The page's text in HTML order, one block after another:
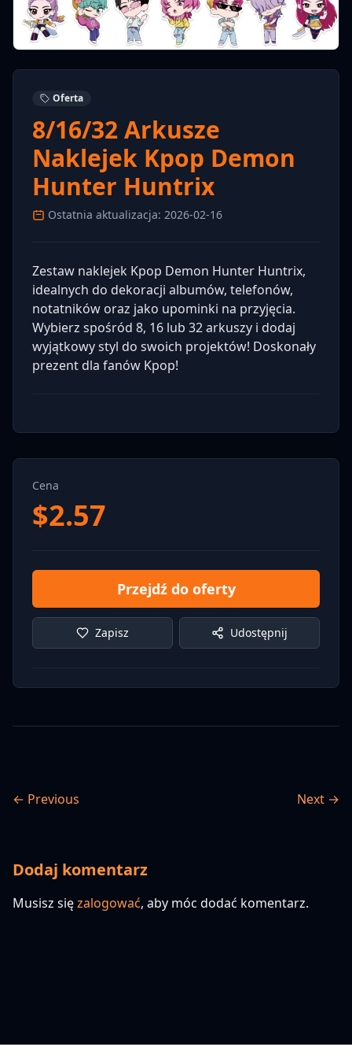
Oferta
8/16/32 Arkusze
Naklejek Kpop Demon
Hunter Huntrix
Ostatnia aktualizacja: 2026-02-16
Zestaw naklejek Kpop Demon Hunter Huntrix,
idealnych do dekoracji albumów, telefonów,
notatników oraz jako upominki na przyjęcia.
Wybierz spośród 8, 16 lub 32 arkuszy i dodaj
wyjątkowy styl do swoich projektów! Doskonały
prezent dla fanów Kpop!
Cena
$2.57
Przejdź do oferty
Zapisz Udostępnij
← Previous Next →
Dodaj komentarz
Musisz sięzalogować, aby móc dodać komentarz.